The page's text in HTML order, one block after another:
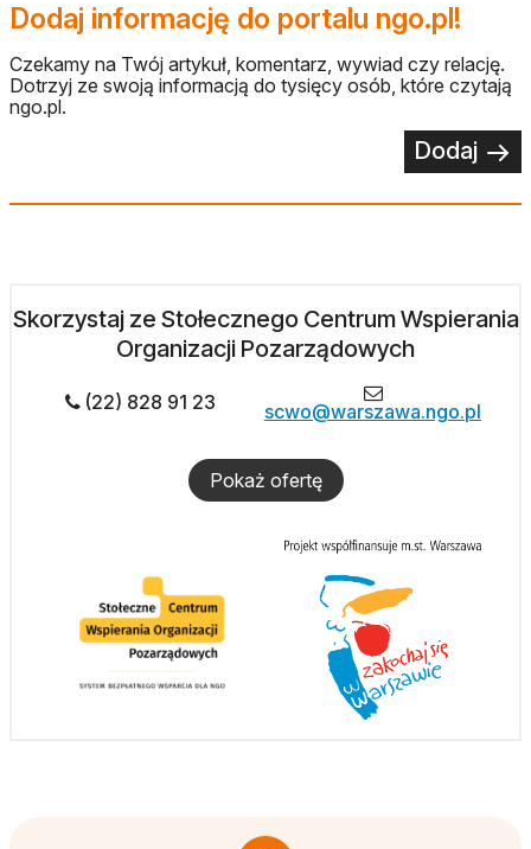
Dodaj informację do portalu ngo.pl!
Czekamy na Twój artykuł, komentarz, wywiad czy relację.
Dotrzyj ze swoją informacją do tysięcy osób, które czytają
ngo.pl.
Dodaj
Skorzystaj ze Stołecznego Centrum Wspierania
Organizacji Pozarządowych
(22) 828 91 23 scwo@warszawa.ngo.pl
Pokaż ofertę